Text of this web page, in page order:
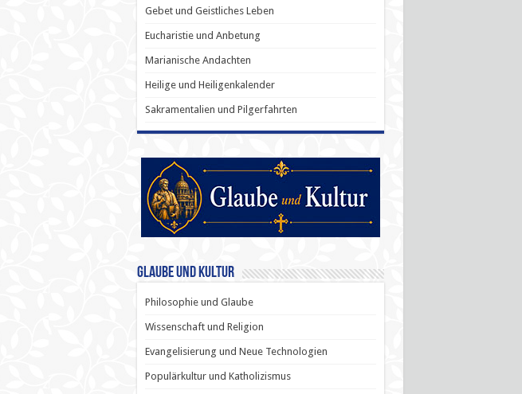
Gebet und Geistliches Leben
Eucharistie und Anbetung
Marianische Andachten
Heilige und Heiligenkalender
Sakramentalien und Pilgerfahrten
Glaube und Kultur
Philosophie und Glaube
Wissenschaft und Religion
Evangelisierung und Neue Technologien
Populärkultur und Katholizismus